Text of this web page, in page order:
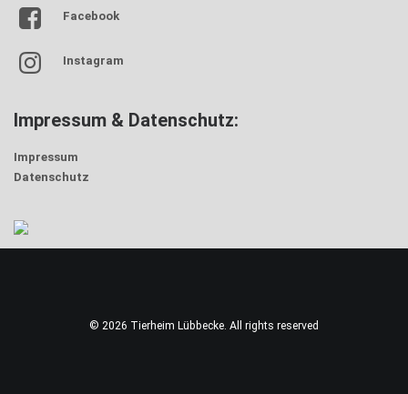
Facebook
Instagram
Impressum & Datenschutz:
Impressum
Datenschutz
© 2026 Tierheim Lübbecke. All rights reserved